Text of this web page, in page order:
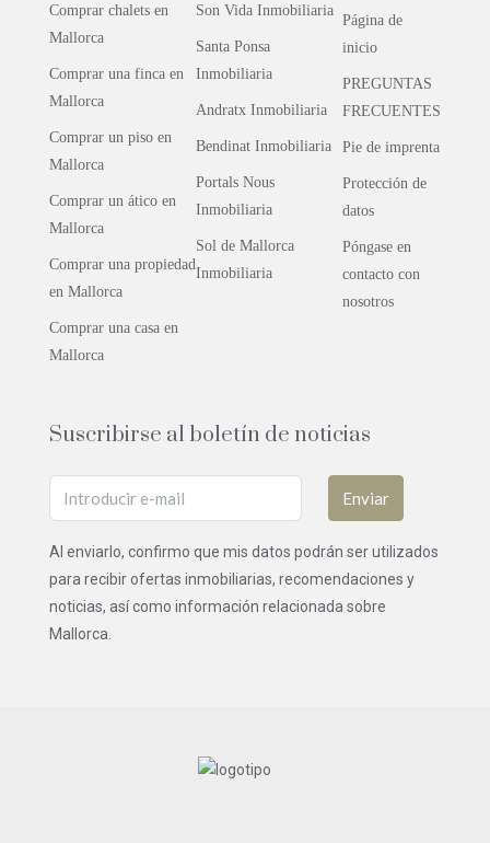
Comprar chalets en
Mallorca
Comprar una finca en
Mallorca
Comprar un piso en
Mallorca
Comprar un ático en
Mallorca
Comprar una propiedad
en Mallorca
Comprar una casa en
Mallorca
Son Vida Inmobiliaria
Santa Ponsa
Inmobiliaria
Andratx Inmobiliaria
Bendinat Inmobiliaria
Portals Nous
Inmobiliaria
Sol de Mallorca
Inmobiliaria
Página de
inicio
PREGUNTAS
FRECUENTES
Pie de imprenta
Protección de
datos
Póngase en
contacto con
nosotros
Suscribirse al boletín de noticias
Enviar
Al enviarlo, confirmo que mis datos podrán ser utilizados
para recibir ofertas inmobiliarias, recomendaciones y
noticias, así como información relacionada sobre
Mallorca.